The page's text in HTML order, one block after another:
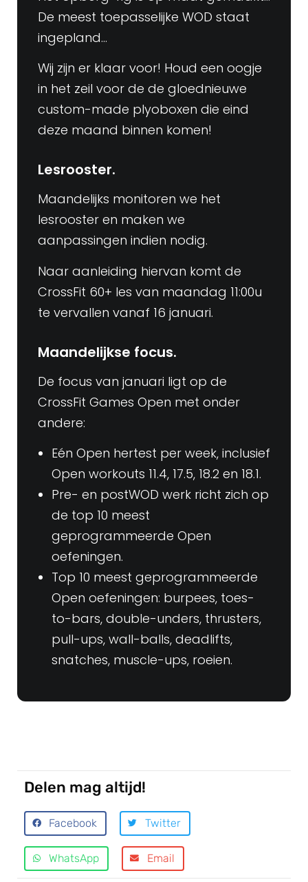
De meest toepasselijke WOD staat
ingepland…
Wij zijn er klaar voor! Houd een oogje
in het zeil voor de de gloednieuwe
custom-made plyoboxen die eind
deze maand binnen komen!
Lesrooster.
Maandelijks monitoren we het
lesrooster en maken we
aanpassingen indien nodig.
Naar aanleiding hiervan komt de
CrossFit 60+ les van maandag 11:00u
te vervallen vanaf 16 januari.
Maandelijkse focus.
De focus van januari ligt op de
CrossFit Games Open met onder
andere:
Eén Open hertest per week, inclusief
Open workouts 11.4, 17.5, 18.2 en 18.1.
Pre- en postWOD werk richt zich op
de top 10 meest
geprogrammeerde Open
oefeningen.
Top 10 meest geprogrammeerde
Open oefeningen: burpees, toes-
to-bars, double-unders, thrusters,
pull-ups, wall-balls, deadlifts,
snatches, muscle-ups, roeien.
Delen mag altijd!
Facebook Twitter
WhatsApp Email